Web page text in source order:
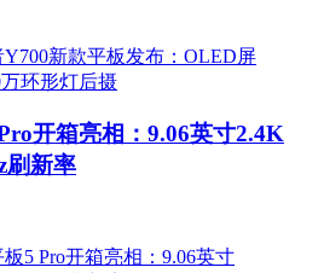
开箱亮相：9.06英寸2.4K
刷新率